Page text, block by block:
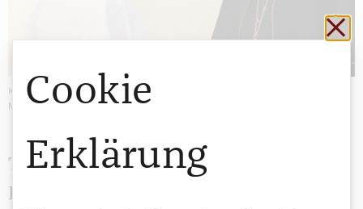
Kardinal Christoph Schönborn zu Besuch bei Papst Franziskus.
Media
Trauergottesdienst für Papst
Franziskus im Wiener Stephansdom
Cookie
Erklärung